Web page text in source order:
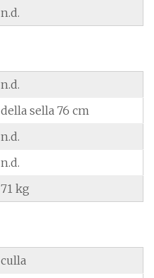
n.d.
n.d.
della sella 76 cm
n.d.
n.d.
71 kg
culla